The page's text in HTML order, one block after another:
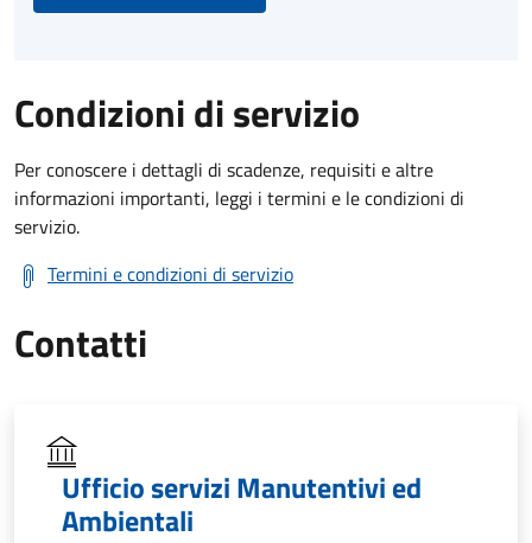
Condizioni di servizio
Per conoscere i dettagli di scadenze, requisiti e altre
informazioni importanti, leggi i termini e le condizioni di
servizio.
Termini e condizioni di servizio
Contatti
Ufficio servizi Manutentivi ed
Ambientali